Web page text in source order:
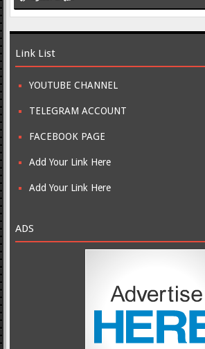
Link List
YOUTUBE CHANNEL
TELEGRAM ACCOUNT
FACEBOOK PAGE
Add Your Link Here
Add Your Link Here
ADS